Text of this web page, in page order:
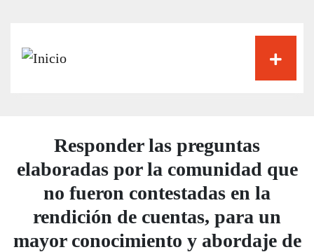
Responder las preguntas
elaboradas por la comunidad que
no fueron contestadas en la
rendición de cuentas, para un
mayor conocimiento y abordaje de